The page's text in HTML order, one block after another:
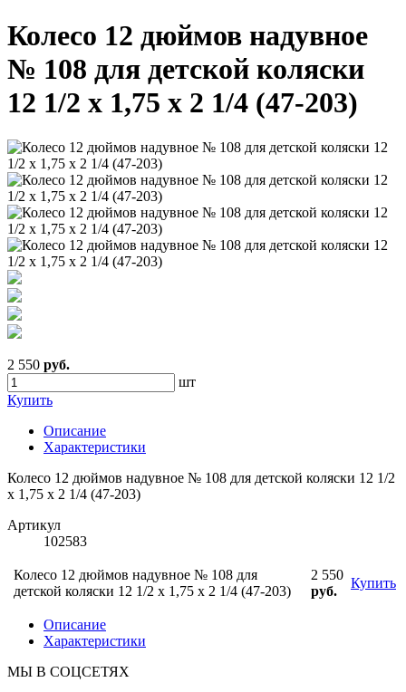
Колесо 12 дюймов надувное
№ 108 для детской коляски
12 1/2 х 1,75 х 2 1/4 (47-203)
2 550 руб.
шт
Купить
Описание
Характеристики
Колесо 12 дюймов надувное № 108 для детской коляски 12 1/2
х 1,75 х 2 1/4 (47-203)
Артикул
102583
Колесо 12 дюймов надувное № 108 для
детской коляски 12 1/2 х 1,75 х 2 1/4 (47-203)
2 550
руб.
Купить
Описание
Характеристики
МЫ В СОЦСЕТЯХ